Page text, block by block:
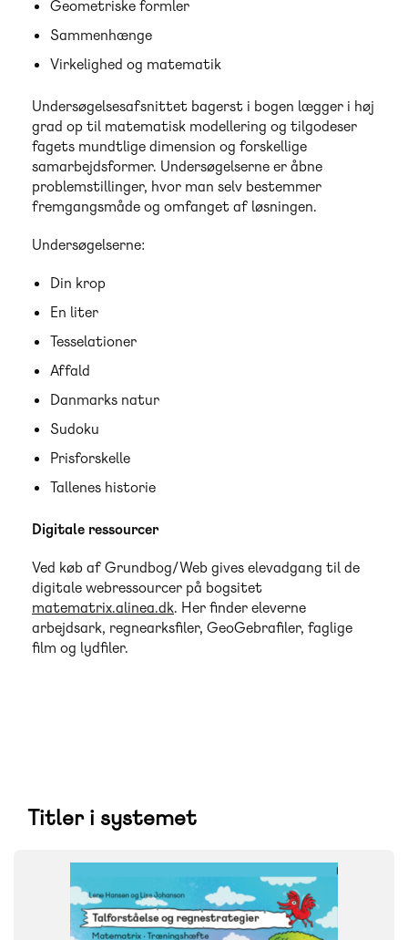
Geometriske formler
Sammenhænge
Virkelighed og matematik
Undersøgelsesafsnittet bagerst i bogen lægger i høj
grad op til matematisk modellering og tilgodeser
fagets mundtlige dimension og forskellige
samarbejdsformer. Undersøgelserne er åbne
problemstillinger, hvor man selv bestemmer
fremgangsmåde og omfanget af løsningen.
Undersøgelserne:
Din krop
En liter
Tesselationer
Affald
Danmarks natur
Sudoku
Prisforskelle
Tallenes historie
Digitale ressourcer
Ved køb af Grundbog/Web gives elevadgang til de
digitale webressourcer på bogsitet
matematrix.alinea.dk. Her finder eleverne
arbejdsark, regnearksfiler, GeoGebrafiler, faglige
film og lydfiler.
Titler i systemet
SYSTEM
Matematrix